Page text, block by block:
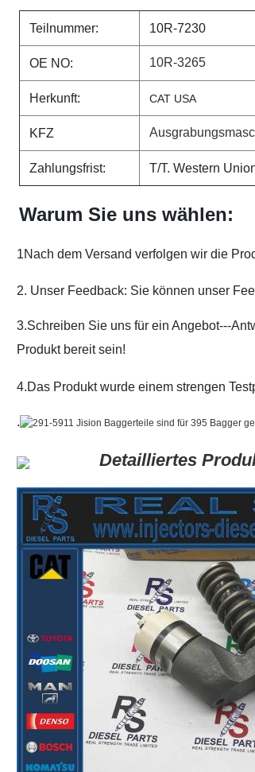
Teilnummer: 10R-7230
OE NO: 10R-3265
Herkunft: CAT USA
KFZ
Zahlungsfrist: T/T. Western
Warum Sie uns wählen:
1Nach dem Versand verfolgen wir die
2. Unser Feedback: Sie können unser
3.Schreiben Sie uns für ein Angebot---
Produkt bereit sein!
4.Das Produkt wurde einem strengen
.
Detailliertes